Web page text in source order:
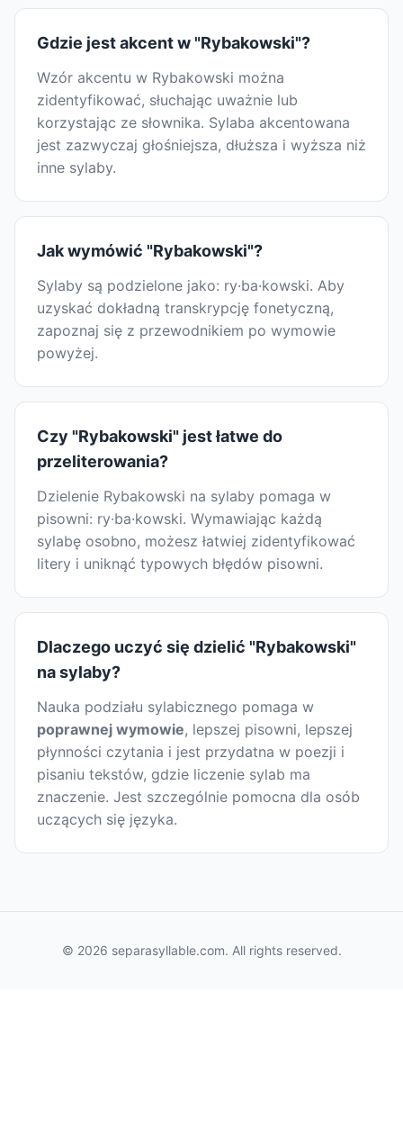
Gdzie jest akcent w "Rybakowski"?
Wzór akcentu w Rybakowski można
zidentyfikować, słuchając uważnie lub
korzystając ze słownika. Sylaba akcentowana
jest zazwyczaj głośniejsza, dłuższa i wyższa niż
inne sylaby.
Jak wymówić "Rybakowski"?
Sylaby są podzielone jako: ry·ba·kowski. Aby
uzyskać dokładną transkrypcję fonetyczną,
zapoznaj się z przewodnikiem po wymowie
powyżej.
Czy "Rybakowski" jest łatwe do
przeliterowania?
Dzielenie Rybakowski na sylaby pomaga w
pisowni: ry·ba·kowski. Wymawiając każdą
sylabę osobno, możesz łatwiej zidentyfikować
litery i uniknąć typowych błędów pisowni.
Dlaczego uczyć się dzielić "Rybakowski"
na sylaby?
Nauka podziału sylabicznego pomaga w
poprawnej wymowie, lepszej pisowni, lepszej
płynności czytania i jest przydatna w poezji i
pisaniu tekstów, gdzie liczenie sylab ma
znaczenie. Jest szczególnie pomocna dla osób
uczących się języka.
© 2026 separasyllable.com. All rights reserved.